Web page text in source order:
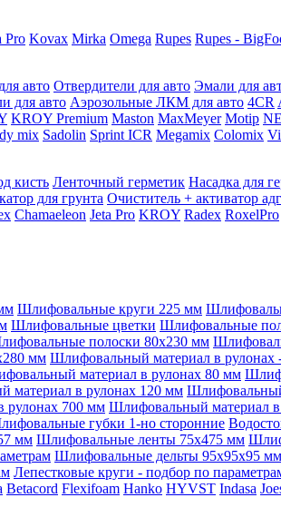
Pro Kovax Mirka Omega Rupes Rupes -
авто Отвердители для авто Эмали для
для авто Аэрозольные ЛКМ для авто 4CR
KROY Premium Maston MaxMeyer Motip
mix Sadolin Sprint ICR Megamix Colomix
кисть Ленточный герметик Насадка для
для грунта Очиститель + активатор
Chamaeleon Jeta Pro KROY Radex RoxelPro
Шлифовальные круги 225 мм
Шлифовальные цветки Шлифовальные
полоски 80x230 мм
мм Шлифовальный материал в рулонах
материал в рулонах 80 мм
материал в рулонах 120 мм
рулонах 700 мм Шлифовальный материал
губки 1-но сторонние
мм Шлифовальные ленты 75x475 мм
Шлифовальные дельты 95x95x95 мм
Лепестковые круги - подбор по
Betacord Flexifoam Hanko HYVST Indasa